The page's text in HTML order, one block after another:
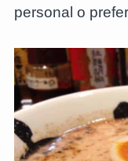
personal o